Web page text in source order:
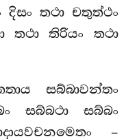
දිසං තථා චතුත්ථං
තථා තිරියං තථා
සබ්බාවන්තං
සබ්බථා සබ්බං
–